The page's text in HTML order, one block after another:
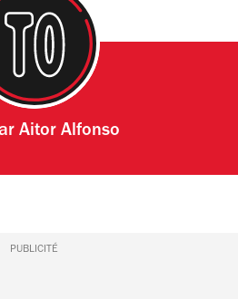
Aitor Alfonso
PUBLICITÉ